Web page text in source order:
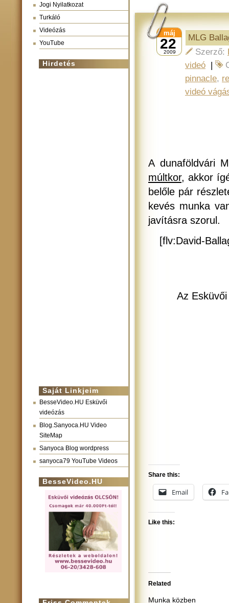
Jogi Nyilatkozat
Turkáló
Videózás
YouTube
Hirdetés
Saját Linkjeim
BesseVideo.HU Esküvői
videózás
Blog.Sanyoca.HU Video
SiteMap
Sanyoca Blog wordpress
sanyoca79 YouTube Videos
BesseVideo.HU
22
máj
2009
MLG
Szerző:
videó |
pinnacle,
videó
A dunaföldvári
múltkor, akkor
belőle pár
kevés munka
javításra szorul.
[flv:David-
Az
Share this:
Email
Like this:
Related
Munka közben